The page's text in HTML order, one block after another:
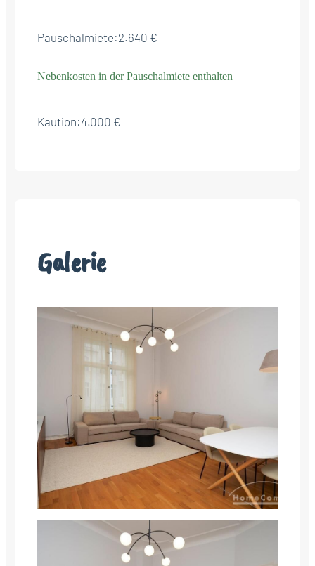
Pauschalmiete:2.640 €
Nebenkosten in der Pauschalmiete enthalten
Kaution:4.000 €
Galerie